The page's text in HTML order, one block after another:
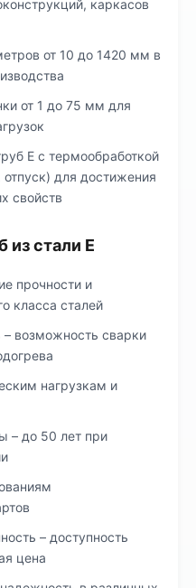
каркасов
от 10 до 1420 мм в
от 1 до 75 мм для
Е с термообработкой
для достижения
свойств
из стали Е
прочности и
класса сталей
возможность сварки
нагрузкам и
– до 50 лет при
– доступность
цена